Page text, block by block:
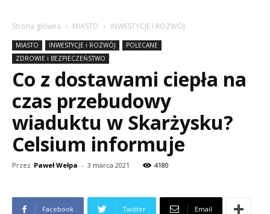
Strona główna MIASTO INWESTYCJE i ROZWÓJ
MIASTO INWESTYCJE i ROZWÓJ
POLECANE
ZDROWIE i BEZPIECZEŃSTWO
Co z dostawami ciepła na
czas przebudowy
wiaduktu w Skarżysku?
Celsium informuje
Przez Paweł Wełpa - 3 marca 2021 4180
Facebook Twitter Email